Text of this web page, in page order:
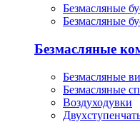
Безмасляные
Безмасляные
Безмасляные
Безмасляные
Безмасляные
Воздуходувки